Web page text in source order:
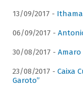
13/09/2017 -
06/09/2017 -
30/08/2017 - Amaro
23/08/2017 - Caixa
Garoto”